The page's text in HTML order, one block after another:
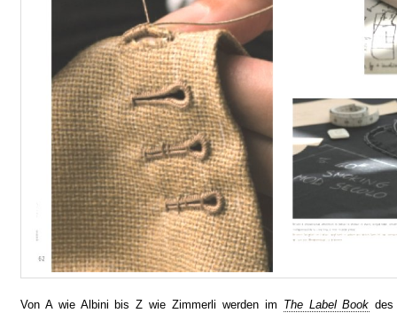
Von A wie Albini bis Z wie Zimmerli werden im The Label Book